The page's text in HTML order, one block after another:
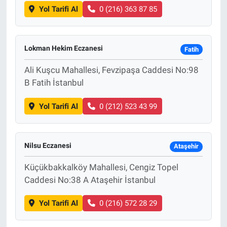
Yol Tarifi Al 0 (216) 363 87 85
Lokman Hekim Eczanesi Fatih
Ali Kuşcu Mahallesi, Fevzipaşa Caddesi No:98
B Fatih İstanbul
Yol Tarifi Al 0 (212) 523 43 99
Nilsu Eczanesi Ataşehir
Küçükbakkalköy Mahallesi, Cengiz Topel
Caddesi No:38 A Ataşehir İstanbul
Yol Tarifi Al 0 (216) 572 28 29